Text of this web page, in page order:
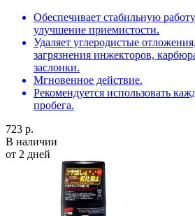
Обеспечивает стабильную
улучшение приемистости.
Удаляет углеродистые
загрязнения инжекторов,
заслонки.
Мгновенное действие.
Рекомендуется использовать
пробега.
723 р.
В наличии
от 2 дней